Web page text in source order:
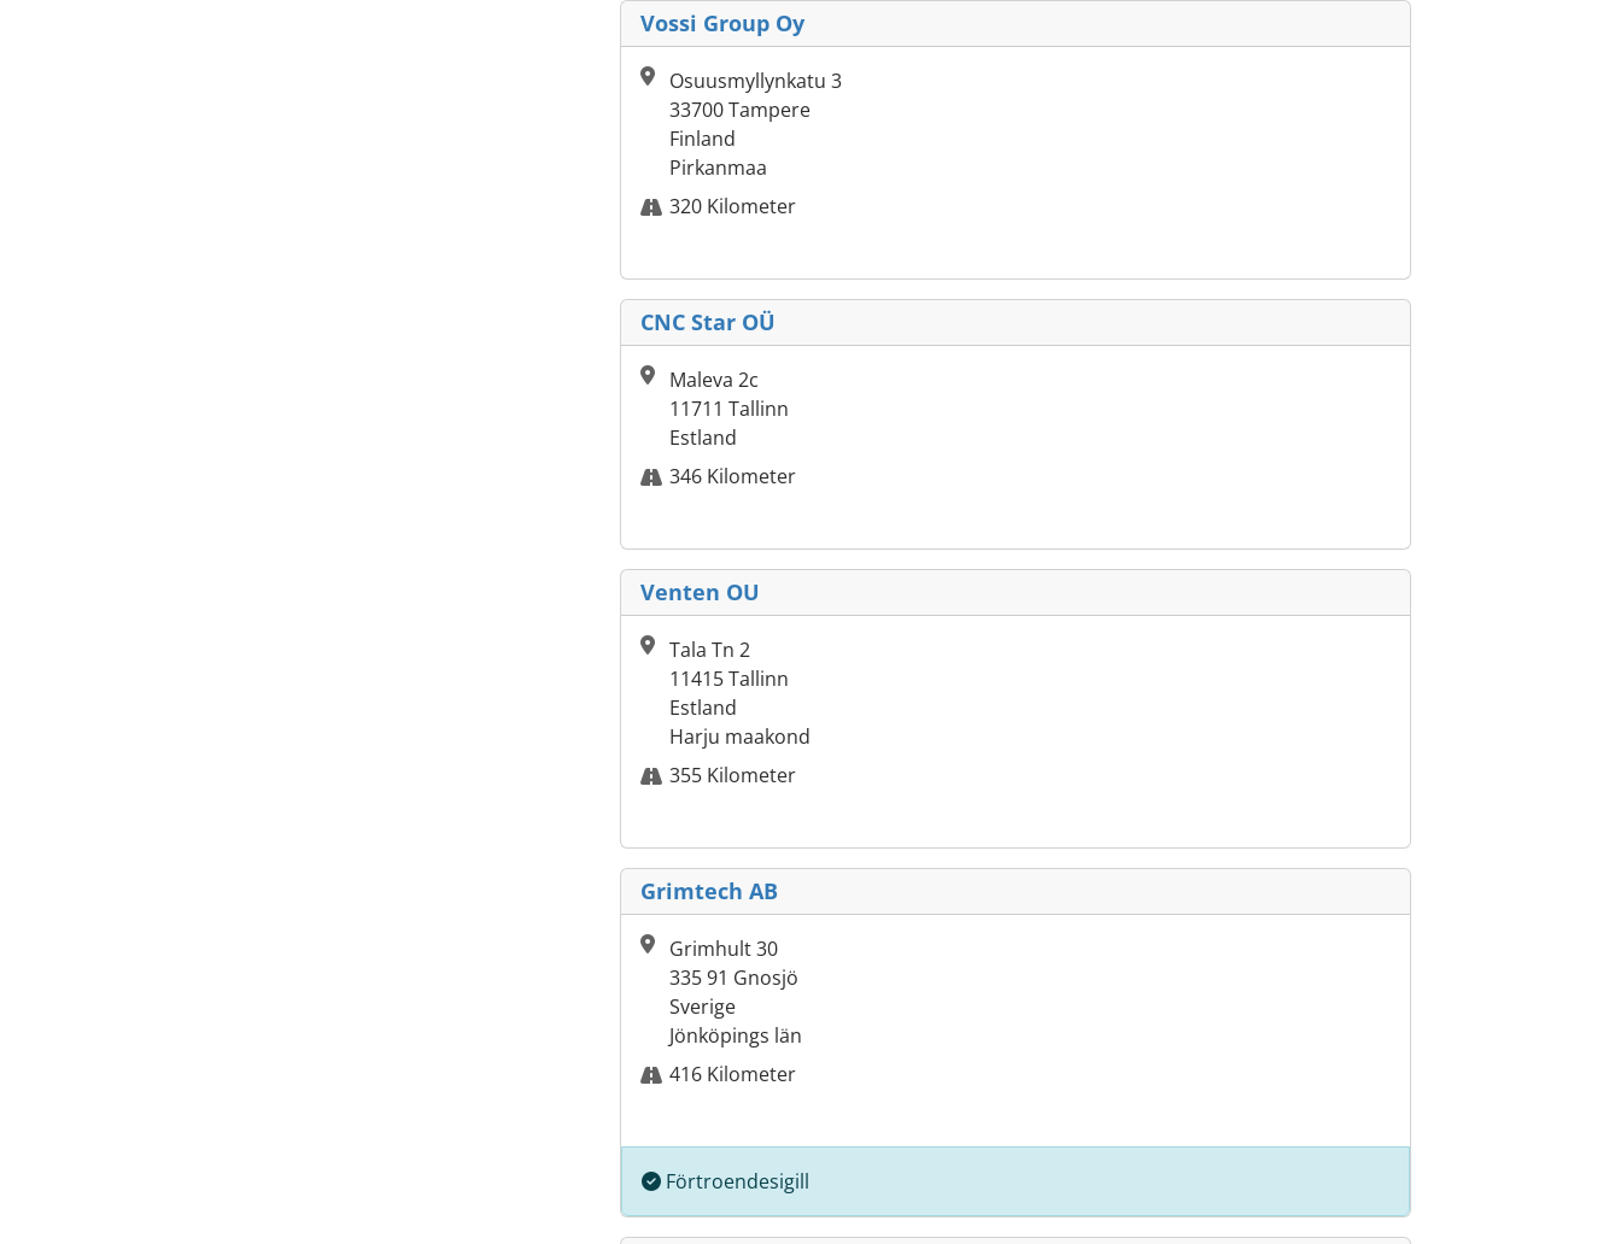
Vossi Group Oy
Osuusmyllynkatu 3
33700 Tampere
Finland
Pirkanmaa
320 Kilometer
CNC Star OÜ
Maleva 2c
11711 Tallinn
Estland
346 Kilometer
Venten OU
Tala Tn 2
11415 Tallinn
Estland
Harju maakond
355 Kilometer
Grimtech AB
Grimhult 30
335 91 Gnosjö
Sverige
Jönköpings län
416 Kilometer
Förtroendesigill